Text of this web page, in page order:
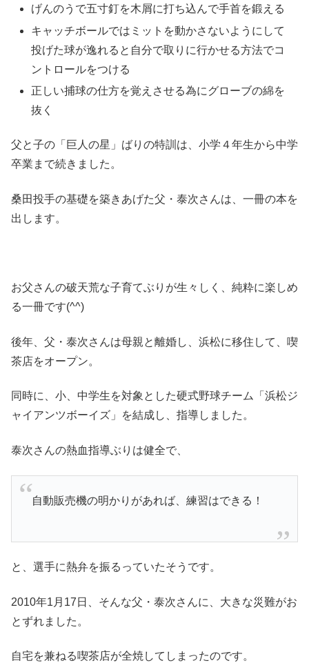
げんのうで五寸釘を木屑に打ち込んで手首を鍛える
キャッチボールではミットを動かさないようにして
投げた球が逸れると自分で取りに行かせる方法でコ
ントロールをつける
正しい捕球の仕方を覚えさせる為にグローブの綿を
抜く
父と子の「巨人の星」ばりの特訓は、小学４年生から中学
卒業まで続きました。
桑田投手の基礎を築きあげた父・泰次さんは、一冊の本を
出します。
お父さんの破天荒な子育てぶりが生々しく、純粋に楽しめ
る一冊です(^^)
後年、父・泰次さんは母親と離婚し、浜松に移住して、喫
茶店をオープン。
同時に、小、中学生を対象とした硬式野球チーム「浜松ジ
ャイアンツボーイズ」を結成し、指導しました。
泰次さんの熱血指導ぶりは健全で、
自動販売機の明かりがあれば、練習はできる！
と、選手に熱弁を振るっていたそうです。
2010年1月17日、そんな父・泰次さんに、大きな災難がお
とずれました。
自宅を兼ねる喫茶店が全焼してしまったのです。